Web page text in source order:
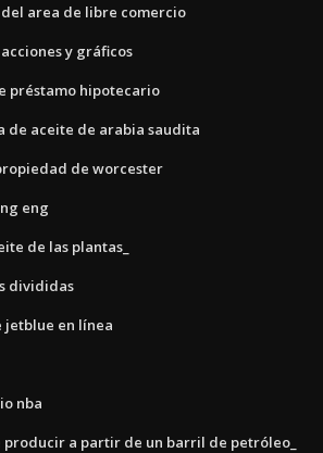
area de libre comercio
y gráficos
préstamo hipotecario
de aceite de arabia saudita
de worcester
eng
de las plantas_
divididas
en línea
nba
producir a partir de un barril de petróleo_